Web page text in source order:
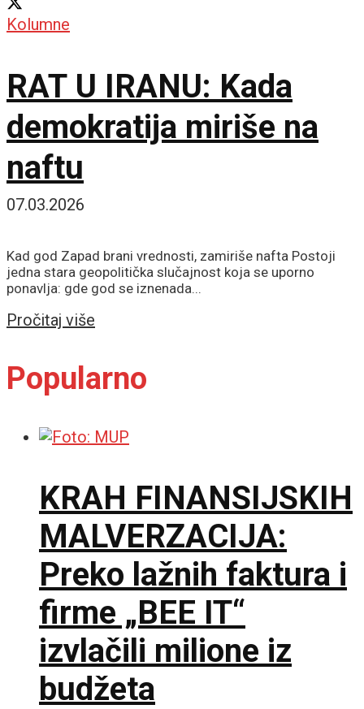
Kolumne
RAT U IRANU: Kada
demokratija miriše na
naftu
07.03.2026
Kad god Zapad brani vrednosti, zamiriše nafta Postoji
jedna stara geopolitička slučajnost koja se uporno
ponavlja: gde god se iznenada...
Pročitaj više
Popularno
KRAH FINANSIJSKIH
MALVERZACIJA:
Preko lažnih faktura i
firme „BEE IT“
izvlačili milione iz
budžeta